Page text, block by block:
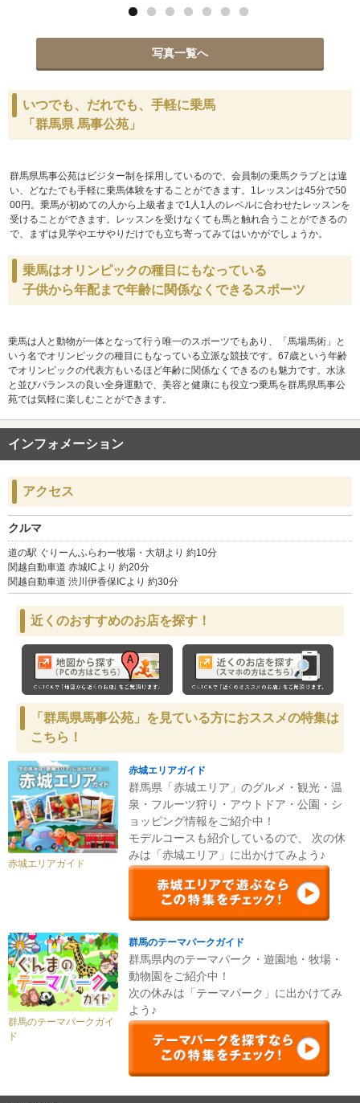
写真一覧へ
いつでも、だれでも、手軽に乗馬
「群馬県 馬事公苑」
群馬県馬事公苑はビジター制を採用しているので、会員制の乗馬クラブとは違
い、どなたでも手軽に乗馬体験をすることができます。1レッスンは45分で50
00円。乗馬が初めての人から上級者まで1人1人のレベルに合わせたレッスンを
受けることができます。レッスンを受けなくても馬と触れ合うことができるの
で、まずは見学やエサやりだけでも立ち寄ってみてはいかがでしょうか。
乗馬はオリンピックの種目にもなっている
子供から年配まで年齢に関係なくできるスポーツ
乗馬は人と動物が一体となって行う唯一のスポーツでもあり、「馬場馬術」と
いう名でオリンピックの種目にもなっている立派な競技です。67歳という年齢
でオリンピックの代表方もいるほど年齢に関係なくできるのも魅力です。水泳
と並びバランスの良い全身運動で、美容と健康にも役立つ乗馬を群馬県馬事公
苑では気軽に楽しむことができます。
インフォメーション
アクセス
クルマ
道の駅 ぐりーんふらわー牧場・大胡より 約10分
関越自動車道 赤城ICより 約20分
関越自動車道 渋川伊香保ICより 約30分
近くのおすすめのお店を探す！
「群馬県馬事公苑」を見ている方におススメの特集は
こちら！
赤城エリアガイド
赤城エリアガイド
群馬県「赤城エリア」のグルメ・観光・温
泉・フルーツ狩り・アウトドア・公園・シ
ョッピング情報をご紹介中！
モデルコースも紹介しているので、 次の休
みは「赤城エリア」に出かけてみよう♪
群馬のテーマパークガイ
ド
群馬のテーマパークガイド
群馬県内のテーマパーク・遊園地・牧場・
動物園をご紹介中！
次の休みは「テーマパーク」に出かけてみ
よう♪